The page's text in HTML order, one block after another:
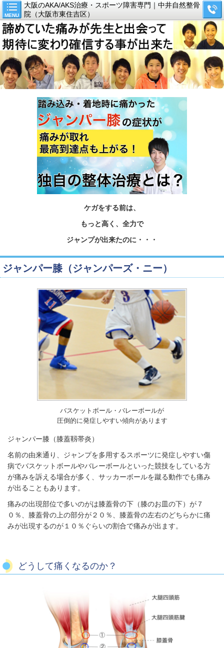
MENU
大阪のAKA/AKS治療・スポーツ障害専門｜中井自然整骨
院（大阪市東住吉区）
ケガをする前は、
もっと高く、全力で
ジャンプが出来たのに・・・
ジャンパー膝（ジャンパーズ・ニー）
バスケットボール・バレーボールが
圧倒的に発症しやすい傾向があります
ジャンパー膝（膝蓋靱帯炎）
名前の由来通り、ジャンプを多用するスポーツに発症しやすい傷
病でバスケットボールやバレーボールといった競技をしている方
が痛みを訴える場合が多く、サッカーボールを蹴る動作でも痛み
が出ることもあります。
痛みの出現部位で多いのがは膝蓋骨の下（膝のお皿の下）が７
０％、膝蓋骨の上の部分が２０％、膝蓋骨の左右のどちらかに痛
みが出現するのが１０％ぐらいの割合で痛みが出ます。
どうして痛くなるのか？